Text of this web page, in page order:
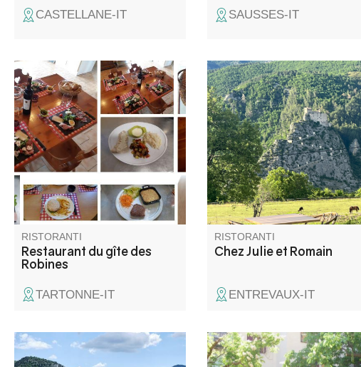
CASTELLANE-IT SAUSSES-IT
Florence et Pascal vous
accueillent tout au long de
l'année, en groupe, en famille
tout simplement pour un
moment de détente dans leur
bar-restaurant.
RISTORANTI
Restaurant du gîte des
Robines
TARTONNE-IT
Situato nel cuore della nostra
tenuta di famiglia, «Chez Julie
et Romain» è un locale
autentico e accogliente,
interamente all'aperto,
immerso in un ambiente
naturale incontaminato.
RISTORANTI
Chez Julie et Romain
ENTREVAUX-IT
Una locanda atipica con piccole
Ristorante nel cuore dell'antico